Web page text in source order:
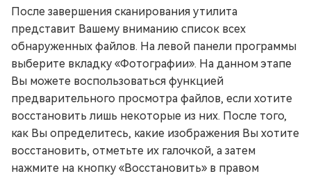
После завершения сканирования утилита
представит Вашему вниманию список всех
обнаруженных файлов. На левой панели программы
выберите вкладку «Фотографии». На данном этапе
Вы можете воспользоваться функцией
предварительного просмотра файлов, если хотите
восстановить лишь некоторые из них. После того,
как Вы определитесь, какие изображения Вы хотите
восстановить, отметьте их галочкой, а затем
нажмите на кнопку «Восстановить» в правом